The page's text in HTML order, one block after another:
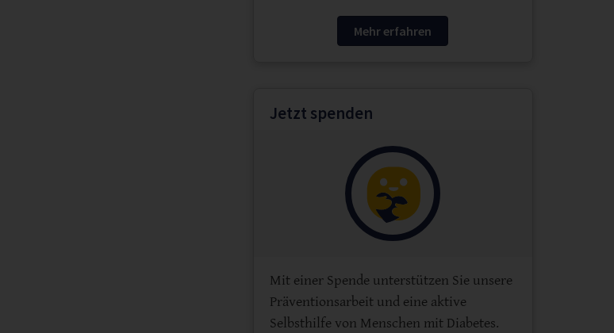
Mehr erfahren
Jetzt spenden
Mit einer Spende unterstützen Sie unsere
Präventionsarbeit und eine aktive
Selbsthilfe von Menschen mit Diabetes.